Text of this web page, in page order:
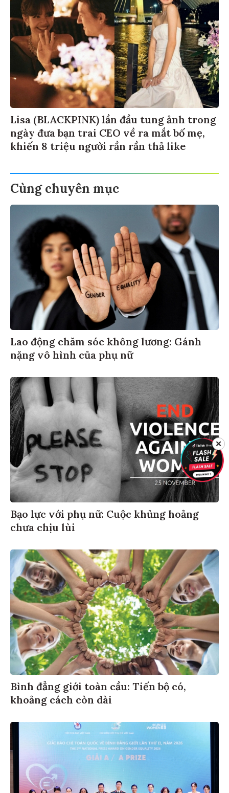
Lisa (BLACKPINK) lần đầu tung ảnh trong
ngày đưa bạn trai CEO về ra mắt bố mẹ,
khiến 8 triệu người rần rần thả like
Cùng chuyên mục
Lao động chăm sóc không lương: Gánh
nặng vô hình của phụ nữ
Bạo lực với phụ nữ: Cuộc khủng hoảng
chưa chịu lùi
Bình đẳng giới toàn cầu: Tiến bộ có,
khoảng cách còn dài
✕